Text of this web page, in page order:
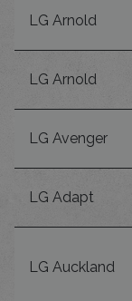
LG Arnold
LG Arnold
LG Avenger
LG Adapt
LG Auckland